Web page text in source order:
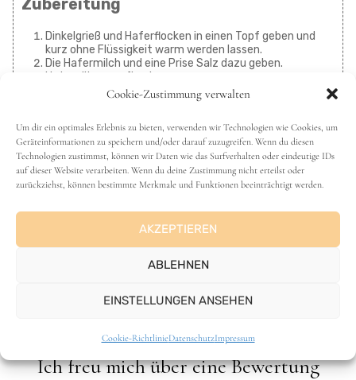
Cookie-Zustimmung verwalten
Um dir ein optimales Erlebnis zu bieten, verwenden wir Technologien wie Cookies, um
Geräteinformationen zu speichern und/oder darauf zuzugreifen. Wenn du diesen
Technologien zustimmst, können wir Daten wie das Surfverhalten oder eindeutige IDs
auf dieser Website verarbeiten. Wenn du deine Zustimmung nicht erteilst oder
zurückziehst, können bestimmte Merkmale und Funktionen beeinträchtigt werden.
AKZEPTIEREN
ABLEHNEN
EINSTELLUNGEN ANSEHEN
Cookie-RichtlinieDatenschutzImpressum
Zubereitung
Dinkelgrieß und Haferflocken in einen Topf geben und
kurz ohne Flüssigkeit warm werden lassen.
Die Hafermilch und eine Prise Salz dazu geben.
Unter rühren aufkochen.
Jetzt könnt ihr den Herd ausschalten und eine Süße
eurer Wahl unterrühren und ein paar Mangostücke
Jetzt darf der Porridge in einer Schüssel Platznehmen.
Für das MangoJoghurtTopping püriert ihr 30g Mango mit
100g Sojajoghurt und etwas Agenvansirup und gebt es
über den fertigen Porridge.
Jetzt könnt ihr euren Porridge noch mit Kokosflakes,
Guten Appetit
Ich freu mich über eine Bewertung